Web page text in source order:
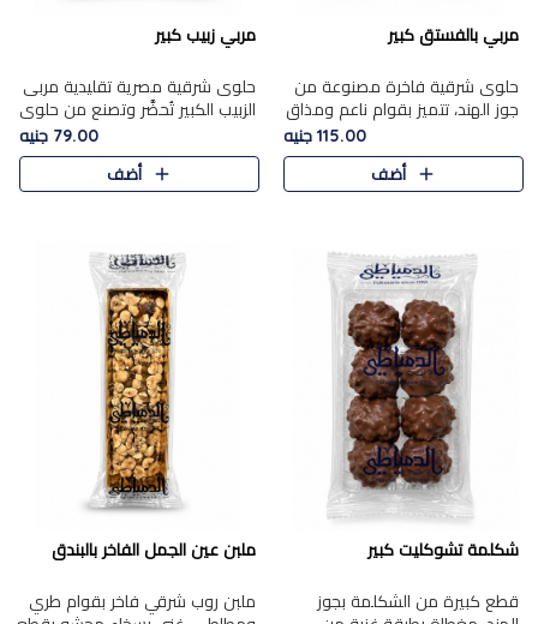
مربي بالفستق كبير
حلوى شرقية فاخرة مصنوعة من
جوز الهند، تتميز بقوام ناعم ومذاق
غني، وتزين بقطع من الفستق
الفاخر التي تضيف عليها قرمشة
115.00 جنيه
أضف
مربي زبيب كبير
حلوى شرقية مصرية تقليدية مربى
الزبيب الكبير تُحضَّر وتصنع من حلوي
جوز الهند باسد بقوام طري ومذاق
غني، وتُزين وتغطا بحبات الزبيب
الذهبي التي ..
79.00 جنيه
أضف
شكلمة تشوكليت كبير
قطع كبيرة من الشكلمة بجوز
ملبن عين الجمل الفاخر بالبندق
ملبن روب شرقي فاخر بقوام طري